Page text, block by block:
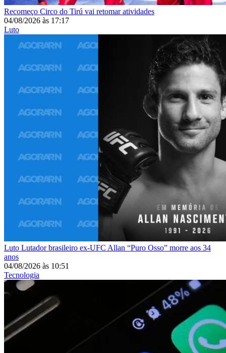
Recomeço Circo do Tirú vai retomar atividades
04/08/2026 às 17:17
Luto
Luto Lutador brasileiro ex-UFC Allan “Puro Osso” morre aos 34
anos
04/08/2026 às 10:51
Tecnologia